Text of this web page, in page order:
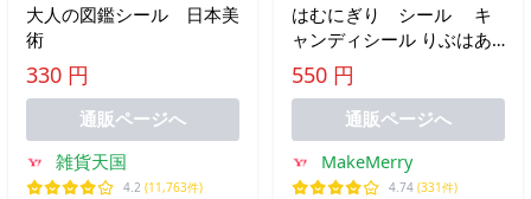
大人の図鑑シール 日本美
術
330 円
通販ページへ
雑貨天国
4.2 (11,763件)
はむにぎり シール キ
ャンディシール りぶはあ
と ステッカー デコシー
ル シールシート ぷっ
くりシール デコレーショ
ンシール はむにぎり ハ
ムスター
550 円
通販ページへ
MakeMerry
4.74 (331件)